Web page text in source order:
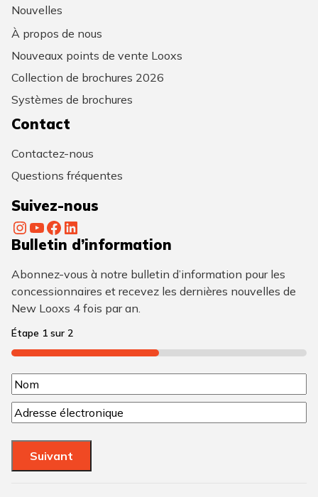
Nouvelles
À propos de nous
Nouveaux points de vente Looxs
Collection de brochures 2026
Systèmes de brochures
Contact
Contactez-nous
Questions fréquentes
Suivez-nous
InstagramYouTube Facebook LinkedIn
Bulletin d’information
Abonnez-vous à notre bulletin d’information pour les
concessionnaires et recevez les dernières nouvelles de
New Looxs 4 fois par an.
Étape 1 sur 2
50%
N
o
m
N
N
o
m
C
o
u
Suivant